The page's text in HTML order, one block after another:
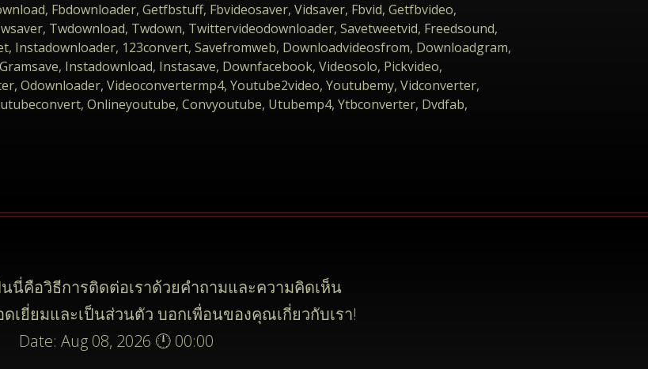
Fbdownloader, Getfbstuff, Fbvideosaver, Vidsaver, Fbvid, Getfbvideo,
Twdownload, Twdown, Twittervideodownloader, Savetweetvid, Freedsound,
Instadownloader, 123convert, Savefromweb, Downloadvideosfrom, Downloadgram,
Instadownload, Instasave, Downfacebook, Videosolo, Pickvideo,
Odownloader, Videoconvertermp4, Youtube2video, Youtubemy, Vidconverter,
Onlineyoutube, Convyoutube, Utubemp4, Ytbconverter, Dvdfab,
นนี่คือวิธีการติดต่อเราด้วยคำถามและความคิดเห็น
ดเยี่ยมและเป็นส่วนตัว บอกเพื่อนของคุณเกี่ยวกับเรา!
Date: Aug 08, 2026 🕛 00:00